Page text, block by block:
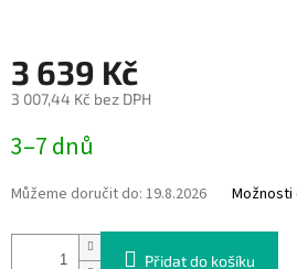
3 639 Kč
3 007,44 Kč bez DPH
cena:
3–7 dnů
Můžeme doručit do: 19.8.2026
Přidat do košíku